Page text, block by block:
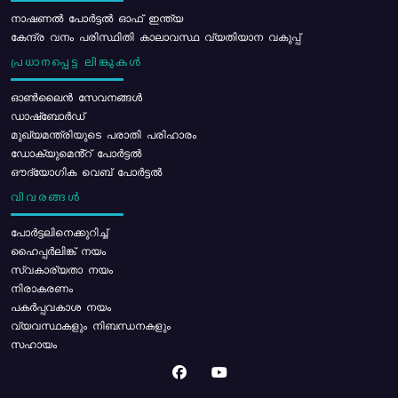
നാഷണൽ പോർട്ടൽ ഓഫ് ഇന്ത്യ
കേന്ദ്ര വനം പരിസ്ഥിതി കാലാവസ്ഥ വ്യതിയാന വകുപ്പ്
പ്രധാനപ്പെട്ട ലിങ്കുകൾ
ഓൺലൈൻ സേവനങ്ങൾ
ഡാഷ്ബോർഡ്
മുഖ്യമന്ത്രിയുടെ പരാതി പരിഹാരം
ഡോക്യുമെൻ്റ് പോർട്ടൽ
ഔദ്യോഗിക വെബ് പോർട്ടൽ
വിവരങ്ങൾ
പോര്‍ട്ടലിനെക്കുറിച്ച്
ഹൈപ്പർലിങ്ക് നയം
സ്വകാര്യതാ നയം
നിരാകരണം
പകർപ്പവകാശ നയം
വ്യവസ്ഥകളും നിബന്ധനകളും
സഹായം